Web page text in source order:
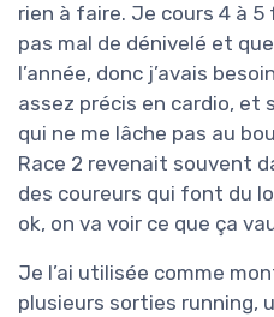
rien à faire. Je cours 4 à
pas mal de dénivelé et
l’année, donc j’avais
assez précis en cardio,
qui ne me lâche pas au
Race 2 revenait souvent
des coureurs qui font du
ok, on va voir ce que ça
Je l’ai utilisée comme
plusieurs sorties running,